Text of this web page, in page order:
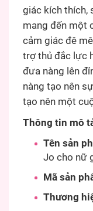
giác kích thích,
mang đến một
cảm giác đê
trợ thủ đắc lực
đưa nàng lên
nàng tạo nên
tạo nên một
Thông tin mô
Tên sản
Jo cho nữ
Mã sản
Thương